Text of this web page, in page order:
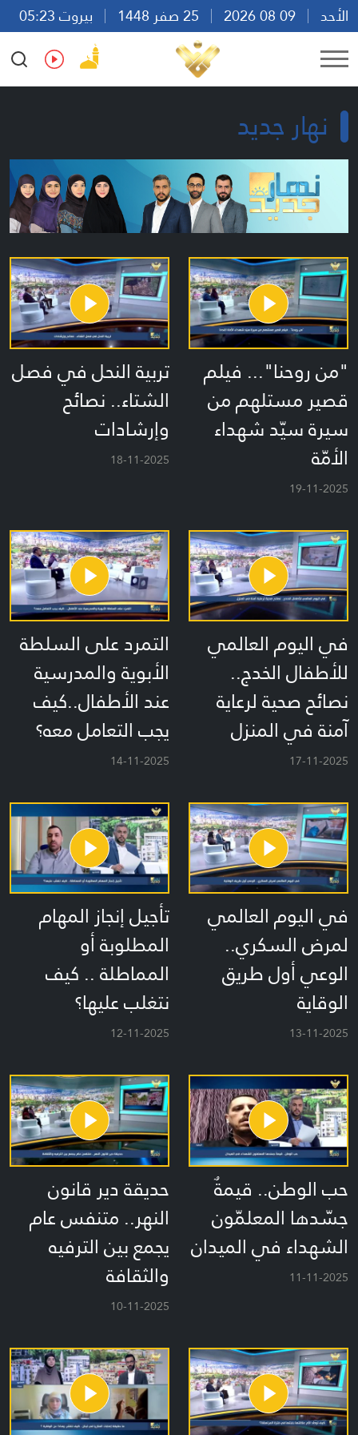
الأحد
بيروت 05:23
Ar
En Fr Es
نهار جديد
"من روحنا"... فيلم
قصير مستلهم من
سيرة سيّد شهداء
الأمّة
19-11-2025
تربية النحل في فصل
الشتاء.. نصائح
وإرشادات
18-11-2025
في اليوم العالمي
للأطفال الخدج..
نصائح صحية لرعاية
آمنة في المنزل
17-11-2025
التمرد على السلطة
الأبوية والمدرسية
عند الأطفال..كيف
يجب التعامل معه؟
14-11-2025
في اليوم العالمي
لمرض السكري..
الوعي أول طريق
الوقاية
13-11-2025
تأجيل إنجاز المهام
المطلوبة أو
المماطلة .. كيف
نتغلب عليها؟
12-11-2025
حب الوطن.. قيمةٌ
جسّدها المعلمّون
الشهداء في الميدان
11-11-2025
حديقة دير قانون
النهر.. متنفس عام
يجمع بين الترفيه
والثقافة
10-11-2025